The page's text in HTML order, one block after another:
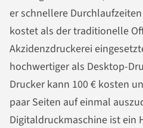
er schnellere
kostet als der traditionelle
Akzidenzdruckerei
hochwertiger als Desktop-
Drucker kann 100 € kosten
paar Seiten auf einmal
Digitaldruckmaschine ist ein